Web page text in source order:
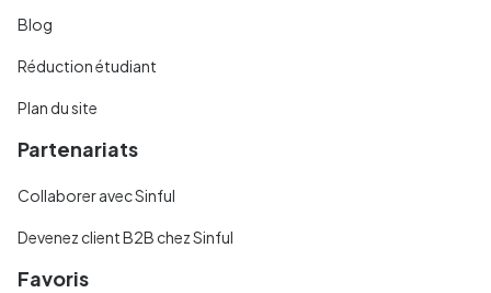
Blog
Réduction étudiant
Plan du site
Partenariats
Collaborer avec Sinful
Devenez client B2B chez Sinful
Favoris